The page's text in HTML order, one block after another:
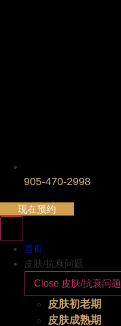
905-470-2998
现在预约
首页
皮肤/抗衰问题
Close 皮肤/抗衰问题
皮肤初老期
皮肤成熟期